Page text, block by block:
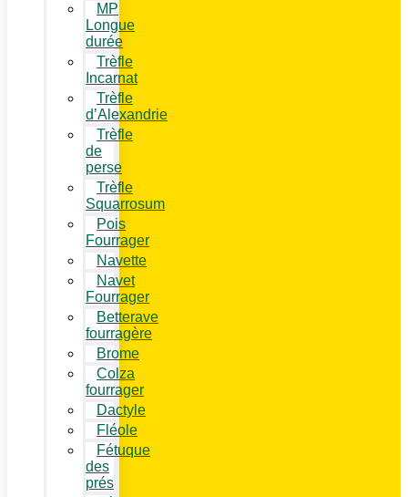
MP
Longue
durée
Trèfle
Incarnat
Trèfle
d’Alexandrie
Trèfle
de
perse
Trèfle
Squarrosum
Pois
Fourrager
Navette
Navet
Fourrager
Betterave
fourragère
Brome
Colza
fourrager
Dactyle
Fléole
Fétuque
des
prés